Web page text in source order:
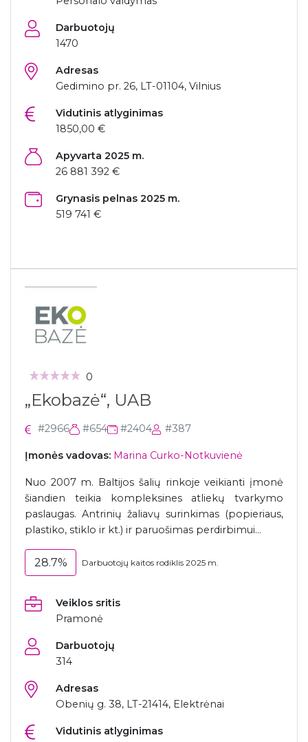
Darbuotojų
1470
Adresas
Gedimino pr. 26, LT-01104, Vilnius
Vidutinis atlyginimas
1850,00 €
Apyvarta 2025 m.
26 881 392 €
Grynasis pelnas 2025 m.
519 741 €
0
„Ekobazė“, UAB
#2966 #654 #2404 #387
Įmonės vadovas: Marina Curko-Notkuvienė
Nuo 2007 m. Baltijos šalių rinkoje veikianti įmonė
šiandien teikia kompleksines atliekų tvarkymo
paslaugas. Antrinių žaliavų surinkimas (popieriaus,
plastiko, stiklo ir kt.) ir paruošimas perdirbimui...
28.7% Darbuotojų kaitos rodiklis 2025 m.
Veiklos sritis
Pramonė
Darbuotojų
314
Adresas
Obenių g. 38, LT-21414, Elektrėnai
Vidutinis atlyginimas